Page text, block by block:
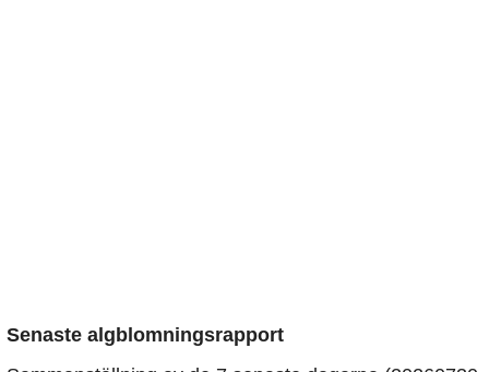
Senaste algblomningsrapport